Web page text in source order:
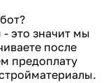
это значит мы
после
предоплату